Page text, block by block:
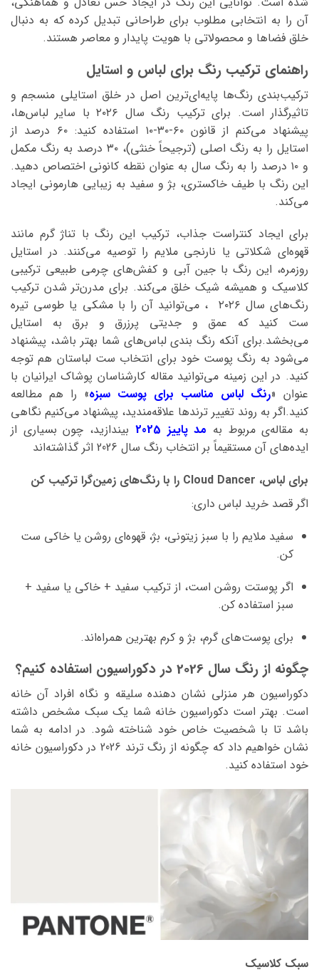
آن را به انتخابی مطلوب برای طراحانی تبدیل کرده که به دنبال
خلق فضاها و محصولاتی با هویت پایدار و معاصر هستند.
راهنمای ترکیب رنگ برای لباس و استایل
ترکیب‌بندی رنگ‌ها پایه‌ای‌ترین اصل در خلق استایلی منسجم و
تاثیرگذار است. برای ترکیب رنگ سال ۲۰۲۶ با سایر لباس‌ها،
پیشنهاد می‌کنم از قانون ۶۰-۳۰-۱۰ استفاده کنید: ۶۰ درصد از
استایل را به رنگ اصلی (ترجیحاً خنثی)، ۳۰ درصد به رنگ مکمل
و ۱۰ درصد را به رنگ سال به عنوان نقطه کانونی اختصاص دهید.
این رنگ با طیف خاکستری، بژ و سفید به زیبایی هارمونی ایجاد
می‌کند.
برای ایجاد کنتراست جذاب، ترکیب این رنگ با تناژ گرم مانند
قهوه‌ای شکلاتی یا نارنجی ملایم را توصیه می‌کنند. در استایل
روزمره، این رنگ با جین آبی و کفش‌های چرمی طبیعی ترکیبی
کلاسیک و همیشه شیک خلق می‌کند. برای مدرن‌تر شدن ترکیب
رنگ‌های سال ۲۰۲۶ ، می‌توانید آن را با مشکی یا طوسی تیره
ست کنید که عمق و جدیتی پرزرق و برق به استایل
می‌بخشد.برای آنکه رنگ بندی لباس‌های شما بهتر باشد، پیشنهاد
می‌شود به رنگ پوست خود برای انتخاب ست لباستان هم توجه
کنید. در این زمینه می‌توانید مقاله کارشناسان پوشاک ایرانیان با
عنوان «رنگ لباس مناسب برای پوست سبزه» را هم مطالعه
کنید.اگر به روند تغییر ترندها علاقه‌مندید، پیشنهاد می‌کنیم نگاهی
به مقاله‌ی مربوط به مد پاییز 2025
بیندازید، چون بسیاری از
ایده‌های آن مستقیماً بر انتخاب رنگ سال 2026 اثر گذاشته‌اند
برای لباس، Cloud Dancer را با رنگ‌های زمین‌گرا ترکیب کن
اگر قصد خرید لباس داری:
سفید ملایم را با سبز زیتونی، بژ، قهوه‌ای روشن یا خاکی ست
کن.
اگر پوستت روشن است، از ترکیب سفید + خاکی یا سفید +
سبز استفاده کن.
برای پوست‌های گرم، بژ و کرم بهترین همراه‌اند.
چگونه از رنگ سال 2026 در دکوراسیون استفاده کنیم؟
دکوراسیون هر منزلی نشان دهنده سلیقه و نگاه افراد آن خانه
است. بهتر است دکوراسیون خانه شما یک سبک مشخص داشته
باشد تا با شخصیت خاص خود شناخته شود. در ادامه به شما
نشان خواهیم داد که چگونه از رنگ ترند 2026 در دکوراسیون خانه
خود استفاده کنید.
سبک کلاسیک